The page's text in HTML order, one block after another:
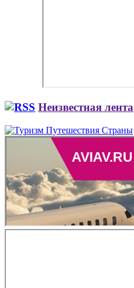
Неизвестная лента